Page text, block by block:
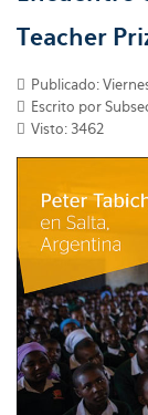
Teacher
Publicado:
Escrito por
Visto: 3462